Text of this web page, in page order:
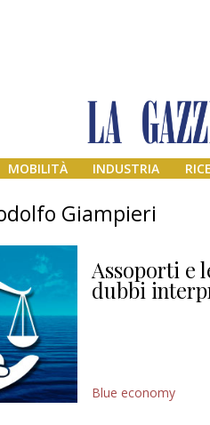
MOBILITÀ INDUSTRIA
Giampieri
Assoporti e
dubbi
Blue economy